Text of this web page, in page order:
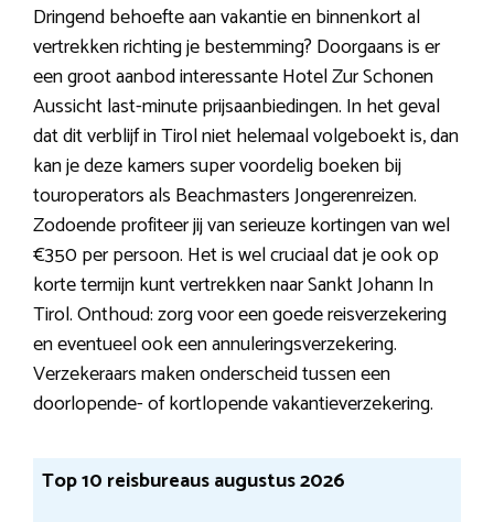
Dringend behoefte aan vakantie en binnenkort al
vertrekken richting je bestemming? Doorgaans is er
een groot aanbod interessante Hotel Zur Schonen
Aussicht last-minute prijsaanbiedingen. In het geval
dat dit verblijf in Tirol niet helemaal volgeboekt is, dan
kan je deze kamers super voordelig boeken bij
touroperators als Beachmasters Jongerenreizen.
Zodoende profiteer jij van serieuze kortingen van wel
€350 per persoon. Het is wel cruciaal dat je ook op
korte termijn kunt vertrekken naar Sankt Johann In
Tirol. Onthoud: zorg voor een goede reisverzekering
en eventueel ook een annuleringsverzekering.
Verzekeraars maken onderscheid tussen een
doorlopende- of kortlopende vakantieverzekering.
Top 10 reisbureaus augustus 2026